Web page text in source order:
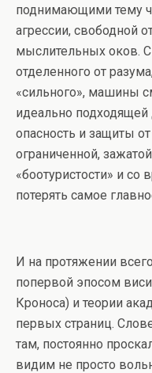
поднимающими тему
агрессии, свободной
мыслительных оков.
отделенного от
«сильного», машины
идеально
опасность и защиты
ограниченной,
«боотуристости» и
потерять самое
И на протяжении
попервой эпосом
Кроноса) и теории
первых страниц.
там, постоянно
видим не просто